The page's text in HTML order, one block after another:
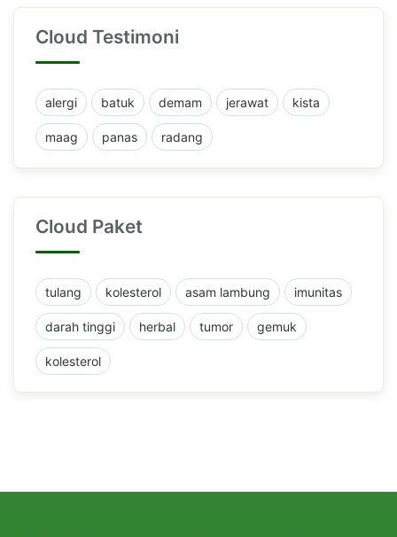
Cloud Testimoni
alergi batuk demam jerawat kista
maag panas radang
Cloud Paket
tulang kolesterol asam lambung imunitas
darah tinggi herbal tumor gemuk
kolesterol